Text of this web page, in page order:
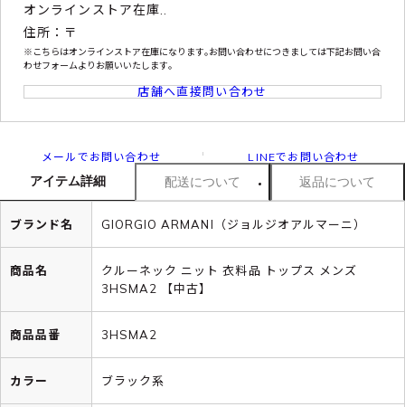
オンラインストア在庫..
住所：〒
※こちらはオンラインストア在庫になります｡お問い合わせにつきましては下記お問い合
わせフォームよりお願いいたします｡
店舗へ直接問い合わせ
メールでお問い合わせ LINEでお問い合わせ
アイテム詳細 配送について 返品について
ブランド名 GIORGIO ARMANI（ジョルジオアルマーニ）
商品名
クルーネック ニット 衣料品 トップス メンズ
3HSMA2 【中古】
商品品番 3HSMA2
カラー ブラック系